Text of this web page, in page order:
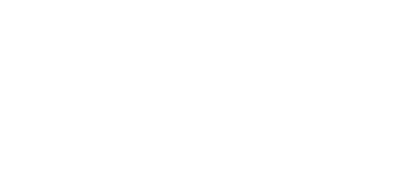
и перспективных районов Дубая.